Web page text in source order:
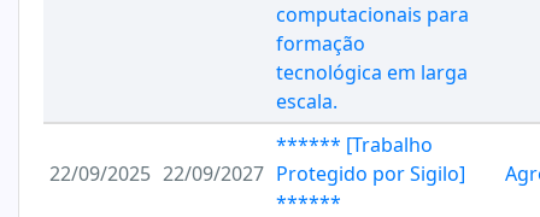
computacionais para
formação
tecnológica em larga
escala.
22/09/2025 22/09/2027
****** [Trabalho
Protegido por Sigilo]
******